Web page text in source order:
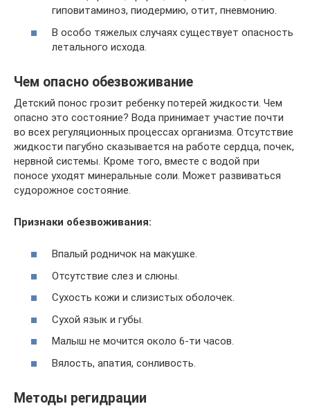
гиповитаминоз, пиодермию, отит, пневмонию.
В особо тяжелых случаях существует опасность
летального исхода.
Чем опасно обезвоживание
Детский понос грозит ребенку потерей жидкости. Чем
опасно это состояние? Вода принимает участие почти
во всех регуляционных процессах организма. Отсутствие
жидкости пагубно сказывается на работе сердца, почек,
нервной системы. Кроме того, вместе с водой при
поносе уходят минеральные соли. Может развиваться
судорожное состояние.
Признаки обезвоживания:
Впалый родничок на макушке.
Отсутствие слез и слюны.
Сухость кожи и слизистых оболочек.
Сухой язык и губы.
Малыш не мочится около 6-ти часов.
Вялость, апатия, сонливость.
Методы регидрации